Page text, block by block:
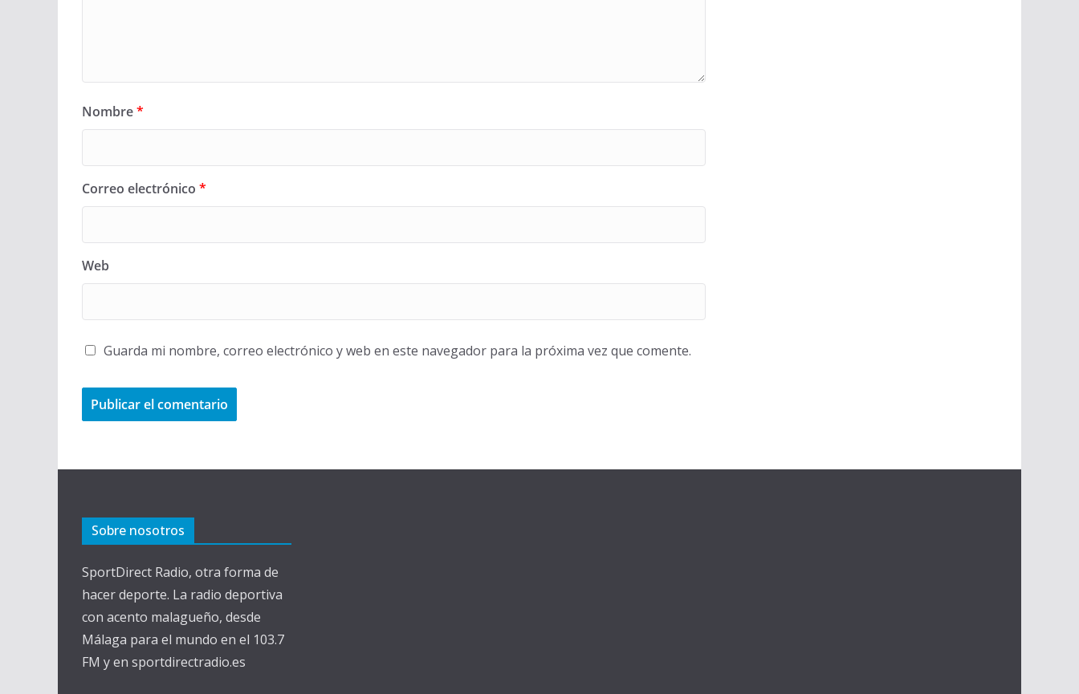
Nombre*
Correo electrónico *
Web
Guarda mi nombre, correo electrónico y web en este navegador para la próxima vez que comente.
Sobre nosotros
SportDirect Radio, otra forma de
hacer deporte. La radio deportiva
con acento malagueño, desde
Málaga para el mundo en el 103.7
FM y en sportdirectradio.es